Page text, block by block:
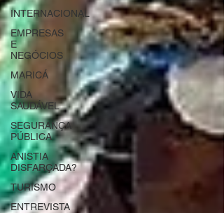
INTERNACIONAL
EMPRESAS
E
NEGÓCIOS
MARICÁ
VIDA
SAUDÁVEL
SEGURANÇA
PÚBLICA
ANISTIA
DISFARÇADA?
TURISMO
ENTREVISTA